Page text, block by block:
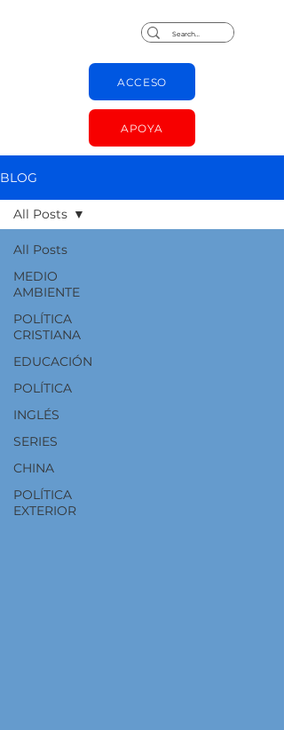
ACCESO
APOYA
BLOG
All Posts
MEDIO
AMBIENTE
POLÍTICA
CRISTIANA
EDUCACIÓN
POLÍTICA
INGLÉS
SERIES
CHINA
POLÍTICA
EXTERIOR
All Posts